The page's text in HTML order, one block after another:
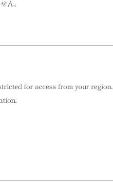
ん。
for access from your region.